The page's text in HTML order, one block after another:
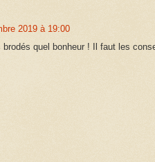
2019 à 19:00
quel bonheur ! Il faut les